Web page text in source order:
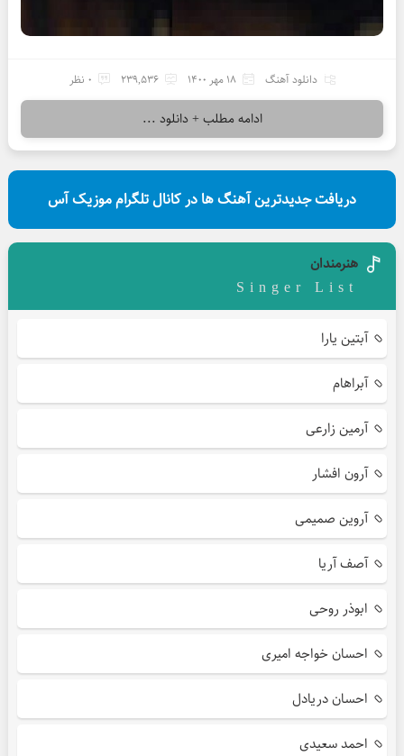
دانلود آهنگ 18 مهر 1400 239,536 0 نظر
ادامه مطلب + دانلود ...
دریافت جدیدترین آهنگ ها در کانال تلگرام موزیک آس
هنرمندان
Singer List
آبتین یارا
آبراهام
آرمین زارعی
آرون افشار
آروین صمیمی
آصف آریا
ابوذر روحی
احسان خواجه امیری
احسان دریادل
احمد سعیدی